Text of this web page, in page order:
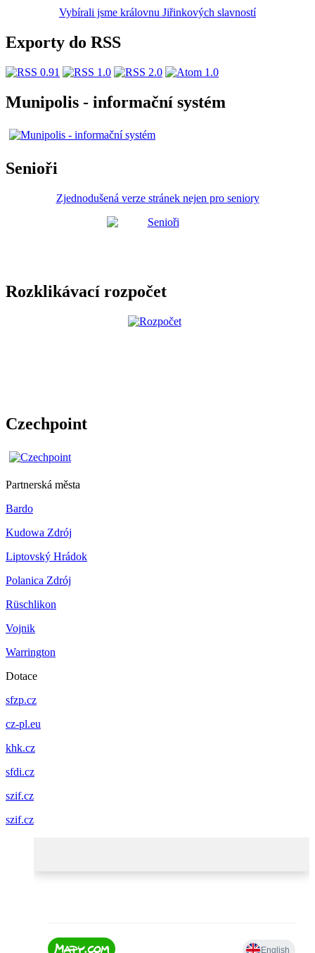
Vybírali jsme královnu Jiřinkových slavností
Exporty do RSS
Munipolis - informační systém
Senioři
Zjednodušená verze stránek nejen pro seniory
Rozklikávací rozpočet
Czechpoint
Partnerská města
Bardo
Kudowa Zdrój
Liptovský Hrádok
Polanica Zdrój
Rüschlikon
Vojnik
Warrington
Dotace
sfzp.cz
cz-pl.eu
khk.cz
sfdi.cz
szif.cz
szif.cz